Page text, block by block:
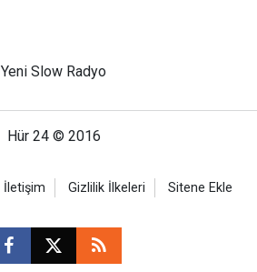
Yeni Slow Radyo
Hür 24 © 2016
İletişim Gizlilik İlkeleri Sitene Ekle